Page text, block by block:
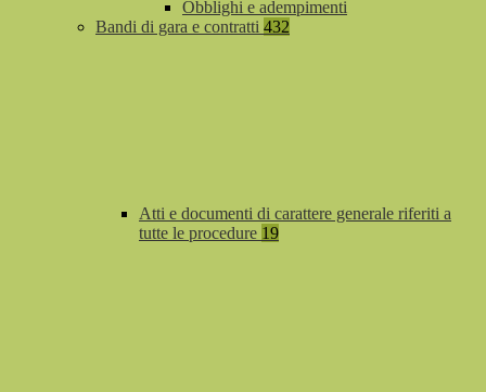
Obblighi e adempimenti
Bandi di gara e contratti 432
Atti e documenti di carattere generale riferiti a
tutte le procedure 19